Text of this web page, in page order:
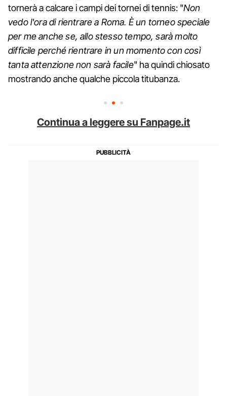
tornerà a calcare i campi dei tornei di tennis: "Non
vedo l'ora di rientrare a Roma. È un torneo speciale
per me anche se, allo stesso tempo, sarà molto
difficile perché rientrare in un momento con così
tanta attenzione non sarà facile" ha quindi chiosato
mostrando anche qualche piccola titubanza.
Continua a leggere su Fanpage.it